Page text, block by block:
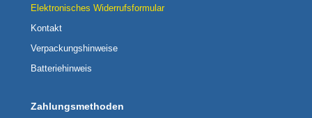
Elektronisches Widerrufsformular
Kontakt
Verpackungshinweise
Batteriehinweis
Zahlungsmethoden